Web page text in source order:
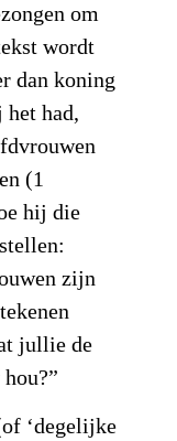
om
wordt
dan koning
had,
(1
hij die
zijn
jullie de
hou?”
‘degelijke